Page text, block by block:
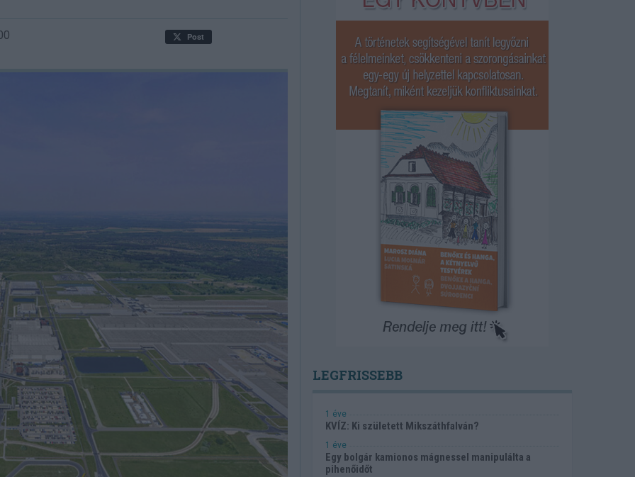
Post
LEGFRISSEBB
1 éve
KVÍZ: Ki született Mikszáthfalván?
1 éve
Egy bolgár kamionos mágnessel manipulálta a
pihenőidőt